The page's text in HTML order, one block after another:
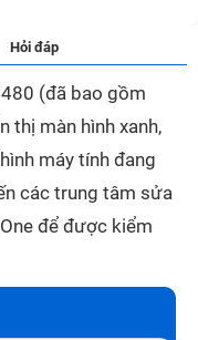
Hỏi đáp
(đã bao gồm
thị màn hình xanh,
máy tính đang
các trung tâm sửa
để được kiểm